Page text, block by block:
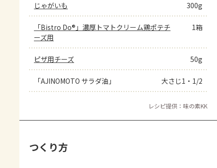
じゃがいも 300g
「Bistro Do®」濃厚トマトクリーム鶏ポテチ
ーズ用
1箱
ピザ用チーズ 50g
「AJINOMOTO サラダ油」 大さじ1・1/2
レシピ提供：味の素KK
つくり方